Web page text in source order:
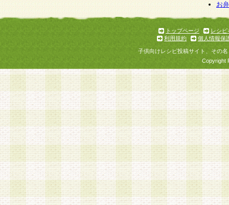
お
トップページ
レシピ
利用規約
個人情報保
子供向けレシピ投稿サイト、その
Copyright